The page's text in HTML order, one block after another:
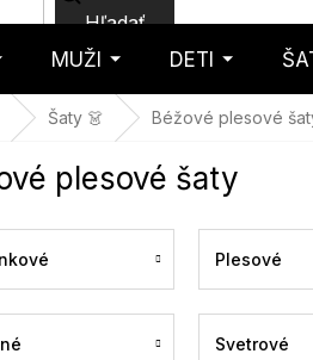
Hľadať
MUŽI DETI
Šaty 👗 Béžové plesové
plesové šaty
Plesové
Svetrové